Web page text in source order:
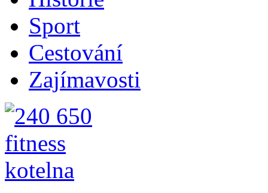
Sport
Cestování
Zajímavosti